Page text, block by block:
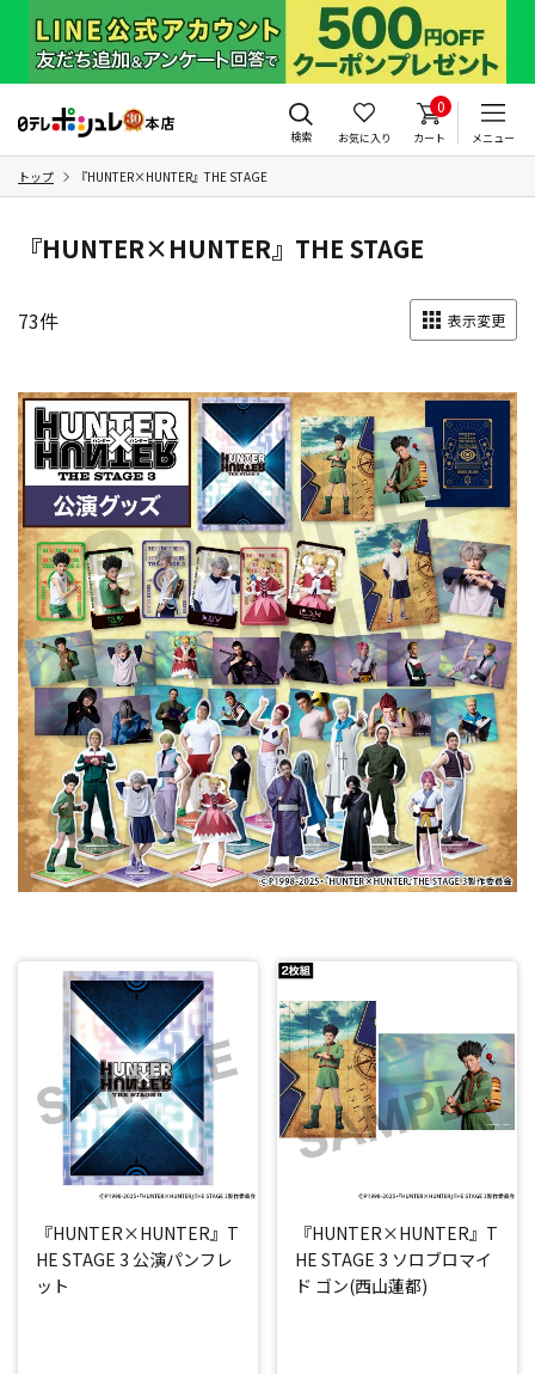
検索 お気に入り
0
カート メニュー
トップ 『HUNTER×HUNTER』THE STAGE
『HUNTER×HUNTER』THE STAGE
73件 表示変更
『HUNTER×HUNTER』T
HE STAGE 3 公演パンフレ
ット
『HUNTER×HUNTER』T
HE STAGE 3 ソロブロマイ
ド ゴン(西山蓮都)